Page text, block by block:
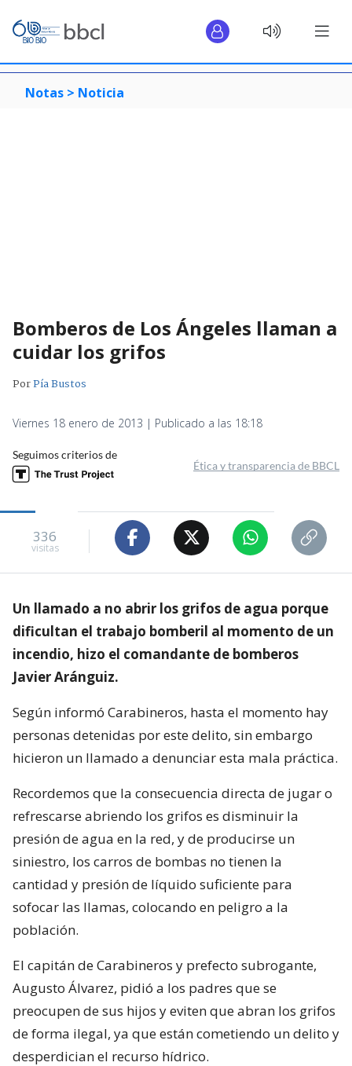
Notas > Noticia
Bomberos de Los Ángeles llaman a
cuidar los grifos
PorPía Bustos
Viernes 18 enero de 2013 | Publicado a las 18:18
Seguimos criterios de
Ética y transparencia de BBCL
336
visitas
Un llamado a no abrir los grifos de agua porque
dificultan el trabajo bomberil al momento de un
incendio, hizo el comandante de bomberos
Javier Aránguiz.
Según informó Carabineros, hasta el momento hay
personas detenidas por este delito, sin embargo
hicieron un llamado a denunciar esta mala práctica.
Recordemos que la consecuencia directa de jugar o
refrescarse abriendo los grifos es disminuir la
presión de agua en la red, y de producirse un
siniestro, los carros de bombas no tienen la
cantidad y presión de líquido suficiente para
sofocar las llamas, colocando en peligro a la
población.
El capitán de Carabineros y prefecto subrogante,
Augusto Álvarez, pidió a los padres que se
preocupen de sus hijos y eviten que abran los grifos
de forma ilegal, ya que están cometiendo un delito y
desperdician el recurso hídrico.